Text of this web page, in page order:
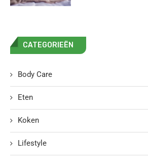
CATEGORIEËN
Body Care
Eten
Koken
Lifestyle